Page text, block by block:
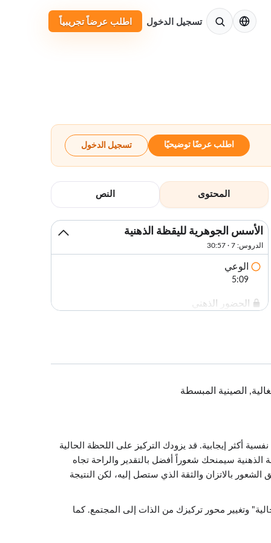
الإنجليزية
تسجيل الدخول اطلب عرضاً تجريبياً
اطلب عرضًا توضيحيًا تسجيل الدخول
المحتوى النص
الأسس الجوهرية لليقظة الذهنية
الدروس: 7 · 30:57
الوعي
5:09
الحضور الذهني
5:53
تعديل السلوك
4:14
الصينية المبسطة
أكثر إيجابية. قد يزودك التركيز على اللحظة الحالية
سيمنحك شعوراً أفضل بالتقدير والراحة تجاه
بالاتزان والثقة الذي ستصل إليه، لكن النتيجة
وتغيير محور تركيزك من الذات إلى المجتمع. كما